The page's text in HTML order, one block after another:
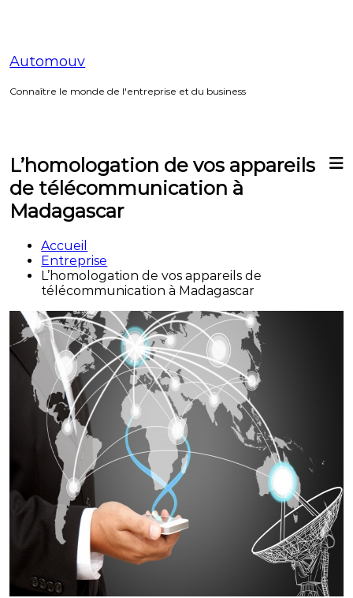
Automouv
Connaître le monde de l'entreprise et du business
L’homologation de vos appareils
de télécommunication à
Madagascar
Accueil
Entreprise
L’homologation de vos appareils de
télécommunication à Madagascar